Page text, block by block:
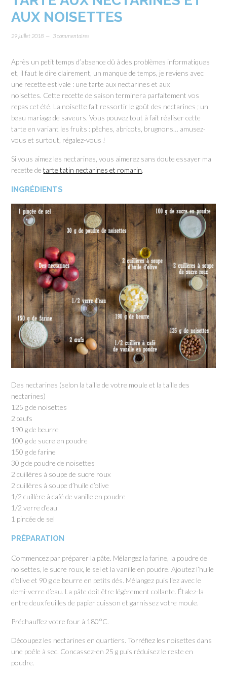
AUX NOISETTES
29 juillet 2018 3 commentaires
Après un petit temps d’absence dû à des problèmes informatiques
et, il faut le dire clairement, un manque de temps, je reviens avec
une recette estivale : une tarte aux nectarines et aux
noisettes. Cette recette de saison terminera parfaitement vos
repas cet été. La noisette fait ressortir le goût des nectarines ; un
beau mariage de saveurs. Vous pouvez tout à fait réaliser cette
tarte en variant les fruits : pêches, abricots, brugnons… amusez-
vous et surtout, régalez-vous !
Si vous aimez les nectarines, vous aimerez sans doute essayer ma
recette detarte tatin nectarines et romarin.
INGRÉDIENTS
Des nectarines (selon la taille de votre moule et la taille des
nectarines)
125 g de noisettes
2 œufs
190 g de beurre
100 g de sucre en poudre
150 g de farine
30 g de poudre de noisettes
2 cuillères à soupe de sucre roux
2 cuillères à soupe d’huile d’olive
1/2 cuillère à café de vanille en poudre
1/2 verre d’eau
1 pincée de sel
PRÉPARATION
Commencez par préparer la pâte. Mélangez la farine, la poudre de
noisettes, le sucre roux, le sel et la vanille en poudre. Ajoutez l’huile
d’olive et 90 g de beurre en petits dés. Mélangez puis liez avec le
demi-verre d’eau. La pâte doit être légèrement collante. Étalez-la
entre deux feuilles de papier cuisson et garnissez votre moule.
Préchauffez votre four à 180°C.
Découpez les nectarines en quartiers. Torréfiez les noisettes dans
une poêle à sec. Concassez-en 25 g puis réduisez le reste en
poudre.